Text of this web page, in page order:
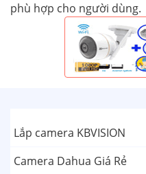
phù hợp cho người dùng.
Lắp camera KBVISION
Camera Dahua Giá Rẻ